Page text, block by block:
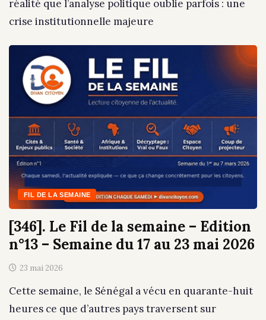
réalité que l’analyse politique oublie parfois : une
crise institutionnelle majeure
FIL DE LA SEMAINE
[346]. Le Fil de la semaine – Edition
n°13 – Semaine du 17 au 23 mai 2026
23 mai 2026
Cette semaine, le Sénégal a vécu en quarante-huit
heures ce que d’autres pays traversent sur